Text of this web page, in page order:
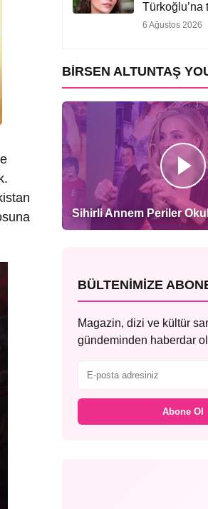
Türkoğlu’na
6 Ağustos 2026
BIRSEN ALTUNTAŞ
Sihirli Annem Periler
BÜLTENIMIZE
Magazin, dizi ve kültür
gündeminden haberdar
Abone Ol